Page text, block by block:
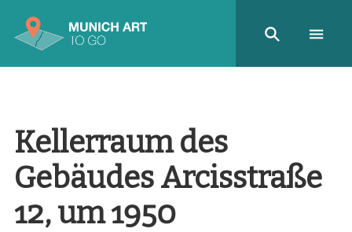
Kellerraum des
Gebäudes Arcisstraße
12, um 1950